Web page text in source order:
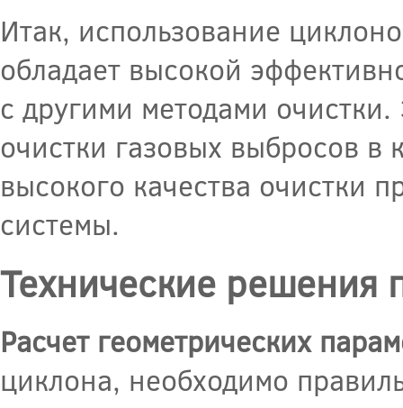
Итак, использование
обладает высокой
с другими методами
очистки газовых выбросов в
высокого качества очистки
системы.
Технические решения
Расчет геометрических
циклона, необходимо